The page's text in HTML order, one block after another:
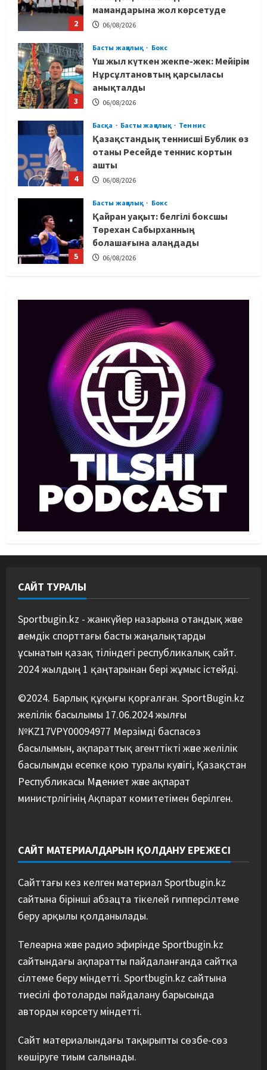
2
мамандарына жол көрсетуде
06/08/2026
3
Басты жаңалық Бокс
Үш жыл күткен жекпе-жек: Мейірім
Нұрсұлтановтың қарсыласы
анықталды
06/08/2026
4
Басқа Басты жаңалық Теннис
Қазақстандық теннисші Бублик өз
отаны Ресейде теннис кортын
ашты
06/08/2026
5
Басты жаңалық Бокс
Қайран уақыт: белгілі боксшы
Төрехан Сабырханның
болашағына алаңдады
06/08/2026
1
чемпионаты: Ел намысын кімдер
қорғайды?
06/08/2026
2
Басты жаңалық Таеквондо
Иран құрамасының бас бапкері
отандық таеквондо
мамандарына жол көрсетуде
06/08/2026
3
Басты жаңалық Бокс
Үш жыл күткен жекпе-жек: Мейірім
Нұрсұлтановтың қарсыласы
анықталды
06/08/2026
Басқа Басты жаңалық Теннис
ашты
Төрехан Сабырханның
болашағына алаңдады
САЙТ ТУРАЛЫ
Sportbugin.kz - жанкүйер назарына отандық және
әлемдік спорттағы басты жаңалықтарды
ұсынатын қазақ тіліндегі республикалық сайт.
2024 жылдың 1 қаңтарынан бері жұмыс істейді.
©2024. Барлық құқығы қорғалған. SportBugin.kz
желілік басылымы 17.06.2024 жылғы
№KZ17VPY00094977 Мерзімді баспасөз
басылымын, ақпараттық агенттікті және желілік
басылымды есепке қою туралы куәлігі, Қазақстан
Республикасы Мәдениет және ақпарат
министрлігінің Ақпарат комитетімен берілген.
САЙТ МАТЕРИАЛДАРЫН ҚОЛДАНУ ЕРЕЖЕСІ
Сайттағы кез келген материал Sportbugin.kz
сайтына бірінші абзацта тікелей гипперсілтеме
беру арқылы қолданылады.
Телеарна және радио эфирінде Sportbugin.kz
сайтындағы ақпаратты пайдаланғанда сайтқа
сілтеме беру міндетті. Sportbugin.kz сайтына
тиесілі фотоларды пайдалану барысында
авторды көрсету міндетті.
Сайт материалындағы тақырыпты сөзбе-сөз
көшіруге тиым салынады.